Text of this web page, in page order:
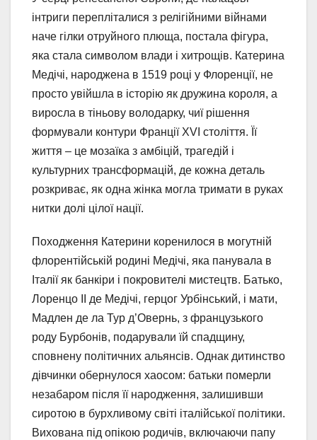
інтриги перепліталися з релігійними війнами
наче гілки отруйного плюща, постала фігура,
яка стала символом влади і хитрощів. Катерина
Медічі, народжена в 1519 році у Флоренції, не
просто увійшла в історію як дружина короля, а
виросла в тіньову володарку, чиї рішення
формували контури Франції XVI століття. Її
життя – це мозаїка з амбіцій, трагедій і
культурних трансформацій, де кожна деталь
розкриває, як одна жінка могла тримати в руках
нитки долі цілої нації.
Походження Катерини коренилося в могутній
флорентійській родині Медічі, яка панувала в
Італії як банкіри і покровителі мистецтв. Батько,
Лоренцо II де Медічі, герцог Урбінський, і мати,
Мадлен де ла Тур д’Овернь, з французького
роду Бурбонів, подарували їй спадщину,
сповнену політичних альянсів. Однак дитинство
дівчинки обернулося хаосом: батьки померли
незабаром після її народження, залишивши
сиротою в бурхливому світі італійської політики.
Вихована під опікою родичів, включаючи папу